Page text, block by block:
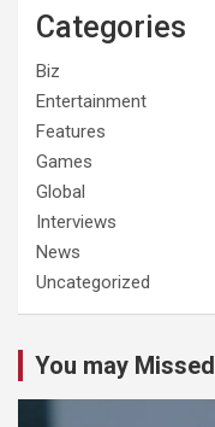
Categories
Biz
Entertainment
Features
Games
Global
Interviews
News
Uncategorized
You may Missed